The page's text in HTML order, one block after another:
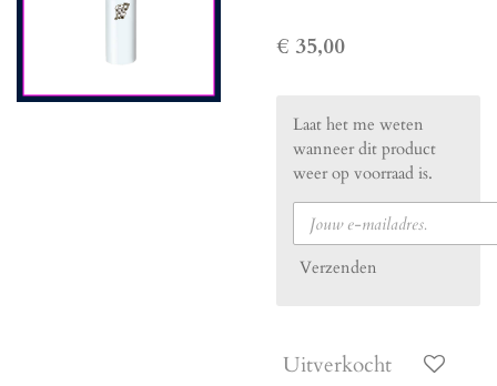
€ 35,00
Laat het me weten
wanneer dit product
weer op voorraad is.
Verzenden
Uitverkocht